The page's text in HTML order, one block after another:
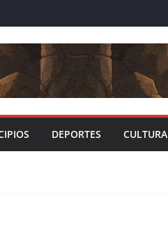
DEPORTES CULTURA